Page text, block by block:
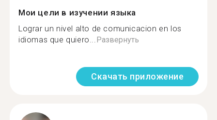
Мои цели в изучении языка
Lograr un nivel alto de comunicacion en los
idiomas que quiero...Развернуть
Скачать приложение